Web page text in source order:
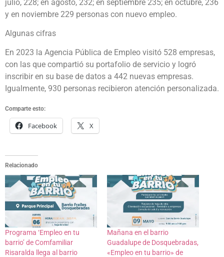
julio, 228; en agosto, 232; en septiembre 235; en octubre, 236
y en noviembre 229 personas con nuevo empleo.
Algunas cifras
En 2023 la Agencia Pública de Empleo visitó 528 empresas,
con las que compartió su portafolio de servicio y logró
inscribir en su base de datos a 442 nuevas empresas.
Igualmente, 930 personas recibieron atención personalizada.
Comparte esto:
Facebook X
Relacionado
Programa ‘Empleo en tu
barrio’ de Comfamiliar
Risaralda llega al barrio
Mañana en el barrio
Guadalupe de Dosquebradas,
«Empleo en tu barrio» de